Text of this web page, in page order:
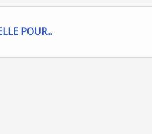
POUR...